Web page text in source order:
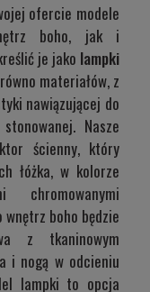
ofercie modele
boho, jak i
je jako lampki
materiałów, z
nawiązującej do
Nasze
ścienny, który
łóżka, w kolorze
wnętrz boho będzie
z tkaninowym
i nogą w odcieniu
lampki to opcja